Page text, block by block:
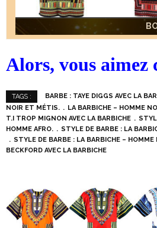
Alors, vous aimez
TAGS : BARBE : TAYE DIGGS AVEC LA
NOIR ET MÉTIS.
LA BARBICHE – HOMME
T.I TROP MIGNON AVEC LA BARBICHE
HOMME AFRO.
STYLE DE BARBE : LA
STYLE DE BARBE : LA BARBICHE – HOMME
BECKFORD AVEC LA BARBICHE